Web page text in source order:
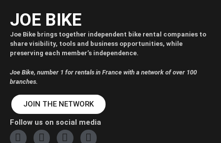
JOE BIKE
Joe Bike brings together independent bike rental companies to
share visibility, tools and business opportunities, while
preserving each member’s independence.
Joe Bike, number 1 for rentals in France with a network of over 100
branches.
JOIN THE NETWORK
Follow us on social media